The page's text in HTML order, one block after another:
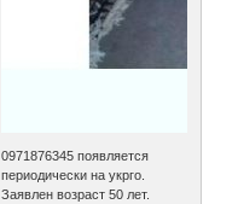
0971876345 появляется
периодически на укрго.
Заявлен возраст 50 лет.